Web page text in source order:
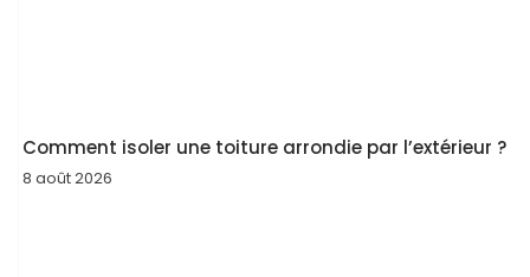
Comment isoler une toiture arrondie par l’extérieur ?
8 août 2026